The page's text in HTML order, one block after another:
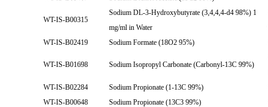
WT-IS-B00315
Sodium DL-3-Hydroxybutyrate (3,4,4,4-d4 98%) 1
mg/ml in Water
WT-IS-B02419 Sodium Formate (18O2 95%)
WT-IS-B01698 Sodium Isopropyl Carbonate (Carbonyl-13C 99%)
WT-IS-B02284 Sodium Propionate (1-13C 99%)
WT-IS-B00648
Sodium Propionate (13C3 99%)